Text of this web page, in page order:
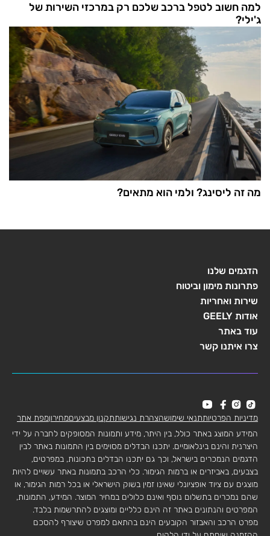
למה חשוב לטפל ברכב שלכם רק במרכזי השירות של
ג'ילי?
מה זה ליסינג? ולמי הוא מתאים?
הדגמים שלנו
פתרונות מימון וביטוח
שירות ואחריות
אודות GEELY
עוד באתר
צרו איתנו קשר
מדיניות הפרטיותתנאי שימושהצהרת נגישותתקנון מבצעיםמחירוןמפת אתר
המידע המוצג באתר כולל, בין היתר, מידע ותמונות המסופקים לחברה על ידי
היצרנית והינם בינלאומיים. יתכנו הבדלים מסוימים בין התמונות באתר לבין
הדגמים הנמכרים בישראל, וכך גם יתכנו הבדלים בתכונות, במפרטים,
בצבעים, באביזרים או ברמות הגימור. כלי הרכב בתמונות באתר עשויים להיות
מוצגים עם ציוד אופציונלי שאינו זמין בשוק הישראלי או בכל רמות הגימור, או
שהם נמכרים בתשלום נוסף ואינם כלולים במחיר המוצר. המידע, התמונות,
המפרטים והנתונים באתר זה הינם כלליים ומוצגים להתרשמות בלבד.
מפרט הרכב והאבזור הקובעים הינם בהתאם למפרט שיצורף להסכם